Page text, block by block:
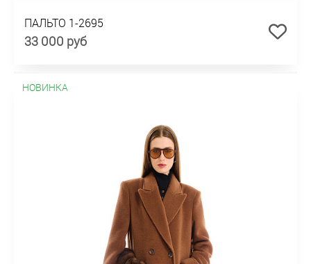
ПАЛЬТО 1-2695
33 000 руб
НОВИНКА